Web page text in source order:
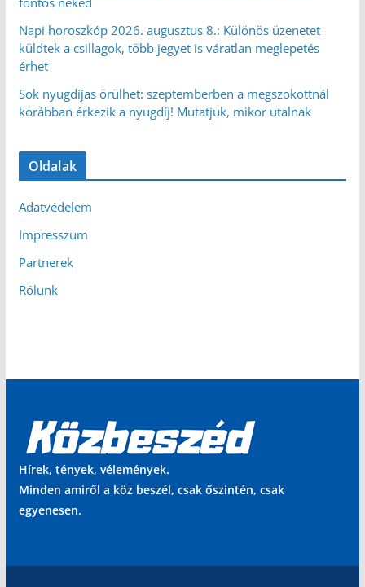
Napi horoszkóp 2026. augusztus 8.: Különös üzenetet
küldtek a csillagok, több jegyet is váratlan meglepetés
érhet
Sok nyugdíjas örülhet: szeptemberben a megszokottnál
korábban érkezik a nyugdíj! Mutatjuk, mikor utalnak
Oldalak
Adatvédelem
Impresszum
Partnerek
Rólunk
Hírek, tények, vélemények.
Minden amiről a köz beszél, csak őszintén, csak
egyenesen.